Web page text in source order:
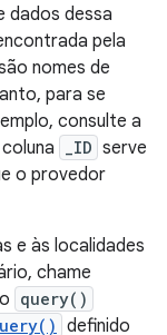
dados dessa
pela
nomes de
para se
consulte a
_ID serve
o provedor
e às localidades
chame
query()
definido